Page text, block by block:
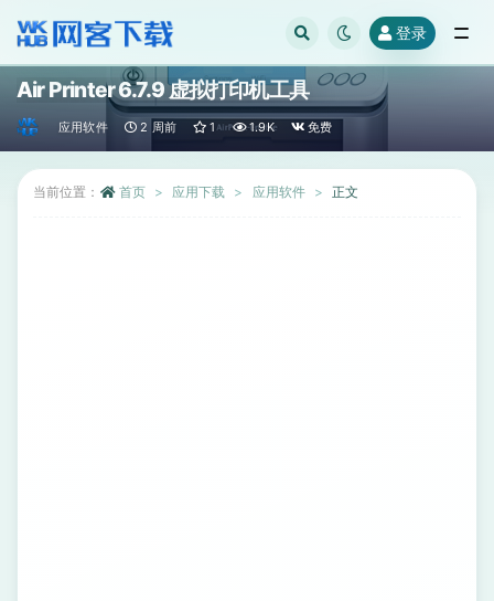
登录
Air Printer 6.7.9 虚拟打印机工具
应用软件 2 周前 1 1.9K 免费
当前位置： 首页 应用下载 应用软件 正文
全部